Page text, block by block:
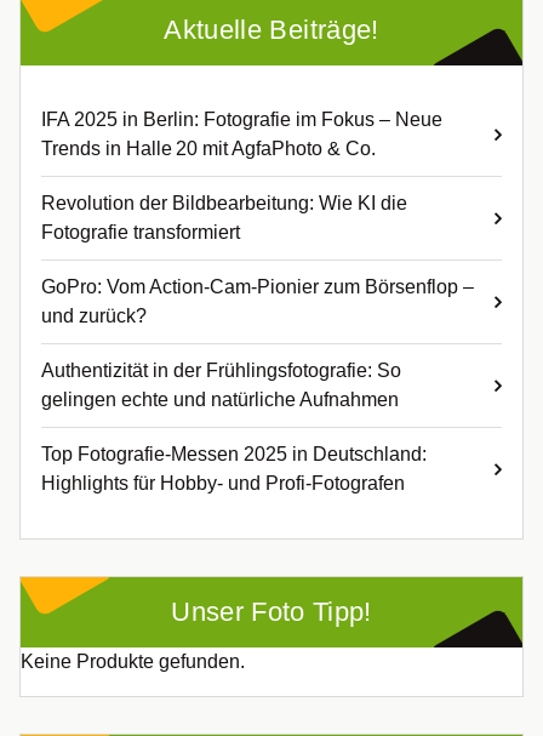
Aktuelle Beiträge!
IFA 2025 in Berlin: Fotografie im Fokus – Neue
Trends in Halle 20 mit AgfaPhoto & Co.
Revolution der Bildbearbeitung: Wie KI die
Fotografie transformiert
GoPro: Vom Action-Cam-Pionier zum Börsenflop –
und zurück?
Authentizität in der Frühlingsfotografie: So
gelingen echte und natürliche Aufnahmen
Top Fotografie-Messen 2025 in Deutschland:
Highlights für Hobby- und Profi-Fotografen
Unser Foto Tipp!
Keine Produkte gefunden.